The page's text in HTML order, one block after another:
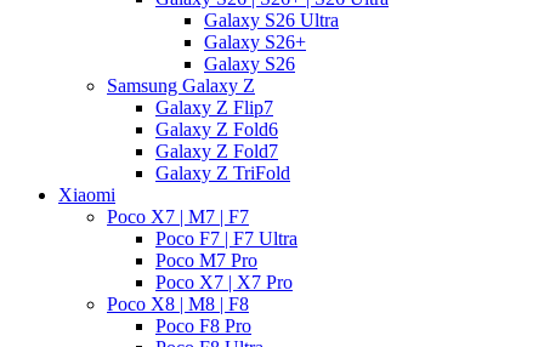
Galaxy S26 Ultra
Galaxy S26+
Galaxy S26
Samsung Galaxy Z
Galaxy Z Flip7
Galaxy Z Fold6
Galaxy Z Fold7
Galaxy Z TriFold
Xiaomi
Poco X7 | M7 | F7
Poco F7 | F7 Ultra
Poco M7 Pro
Poco X7 | X7 Pro
Poco X8 | M8 | F8
Poco F8 Pro